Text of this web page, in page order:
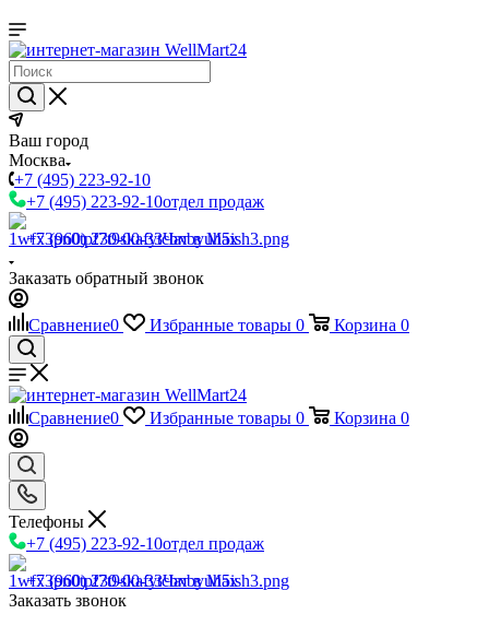
Ваш город
Москва
+7 (495) 223-92-10
+7 (495) 223-92-10отдел продаж
+7 (960) 230-00-33Чат в Max
Заказать обратный звонок
Сравнение0 Избранные товары 0 Корзина 0
Сравнение0 Избранные товары 0 Корзина 0
Телефоны
+7 (495) 223-92-10отдел продаж
+7 (960) 230-00-33Чат в Max
Заказать звонок